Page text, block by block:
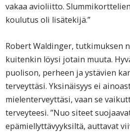
vakaa avioliitto.
koulutus oli lisätekijä.”
Robert Waldinger, tutkimuksen
kuitenkin löysi jotain muuta.
puolison, perheen ja ystävien
terveyttäsi. Yksinäisyys ei
mielenterveyttäsi, vaan se
terveyteesi. ”Nuo siteet
epämiellyttävyyksiltä, auttavat